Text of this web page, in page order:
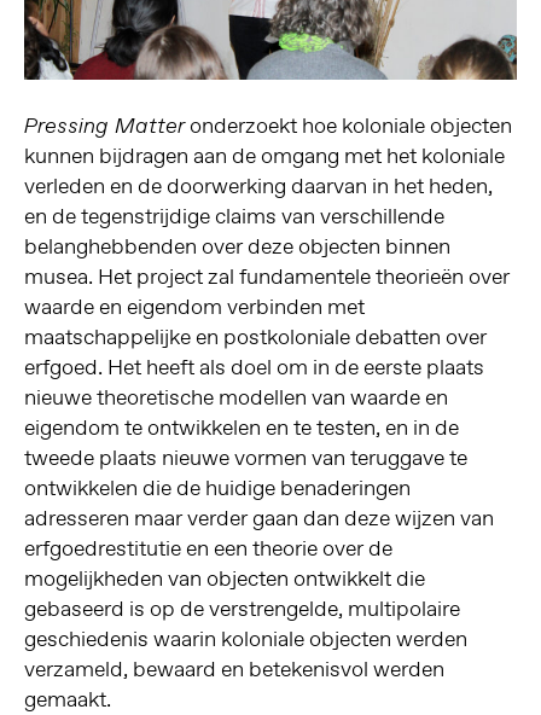
Pressing Matteronderzoekt hoe koloniale objecten
kunnen bijdragen aan de omgang met het koloniale
verleden en de doorwerking daarvan in het heden,
en de tegenstrijdige claims van verschillende
belanghebbenden over deze objecten binnen
musea. Het project zal fundamentele theorieën over
waarde en eigendom verbinden met
maatschappelijke en postkoloniale debatten over
erfgoed. Het heeft als doel om in de eerste plaats
nieuwe theoretische modellen van waarde en
eigendom te ontwikkelen en te testen, en in de
tweede plaats nieuwe vormen van teruggave te
ontwikkelen die de huidige benaderingen
adresseren maar verder gaan dan deze wijzen van
erfgoedrestitutie en een theorie over de
mogelijkheden van objecten ontwikkelt die
gebaseerd is op de verstrengelde, multipolaire
geschiedenis waarin koloniale objecten werden
verzameld, bewaard en betekenisvol werden
gemaakt.